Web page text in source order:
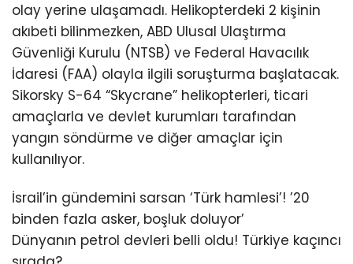
olay yerine ulaşamadı. Helikopterdeki 2 kişinin
akıbeti bilinmezken, ABD Ulusal Ulaştırma
Güvenliği Kurulu (NTSB) ve Federal Havacılık
İdaresi (FAA) olayla ilgili soruşturma başlatacak.
Sikorsky S-64 “Skycrane” helikopterleri, ticari
amaçlarla ve devlet kurumları tarafından
yangın söndürme ve diğer amaçlar için
kullanılıyor.
İsrail’in gündemini sarsan ‘Türk hamlesi’! ’20
binden fazla asker, boşluk doluyor’
Dünyanın petrol devleri belli oldu! Türkiye kaçıncı